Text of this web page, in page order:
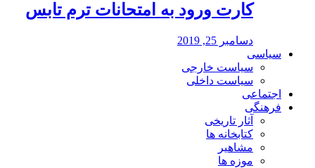
کارت ورود به امتحانات ترم تابس
دسامبر 25, 2019
سیاسی
سیاست خارجی
سیاست داخلی
اجتماعی
فرهنگی
آثار تاریخی
کتابخانه ها
مشاهیر
موزه ها